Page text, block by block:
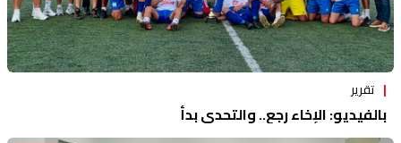
تقرير
بالفيديو: الإخاء رجع.. والتحدي بدأ